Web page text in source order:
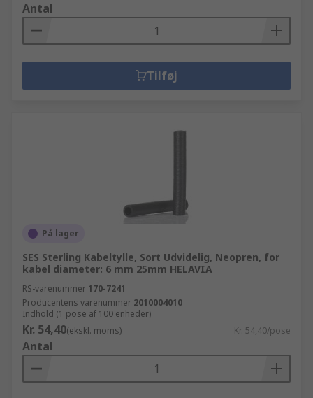
Antal
Tilføj
På lager
SES Sterling Kabeltylle, Sort Udvidelig, Neopren, for
kabel diameter: 6 mm 25mm HELAVIA
RS-varenummer 170-7241
Producentens varenummer 2010004010
Indhold (1 pose af 100 enheder)
Kr. 54,40(ekskl. moms) Kr. 54,40/pose
Antal